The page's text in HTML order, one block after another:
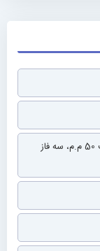
موتور گیربکس 2.2 کیلووات، 28 دور، شفت 50 م.م، سه فاز